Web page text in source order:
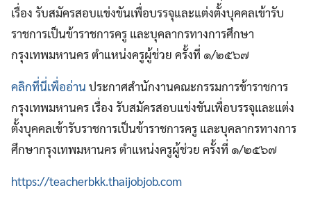
เรื่อง รับสมัครสอบแข่งขันเพื่อบรรจุและแต่งตั้งบุคคลเข้ารับ
ราชการเป็นข้าราชการครู และบุคลากรทางการศึกษา
กรุงเทพมหานคร ตำแหน่งครูผู้ช่วย ครั้งที่ ๑/๒๕๖๗
คลิกที่นี่เพื่ออ่าน ประกาศสำนักงานคณะกรรมการข้าราชการ
กรุงเทพมหานคร เรื่อง รับสมัครสอบแข่งขันเพื่อบรรจุและแต่ง
ตั้งบุคคลเข้ารับราชการเป็นข้าราชการครู และบุคลากรทางการ
ศึกษากรุงเทพมหานคร ตำแหน่งครูผู้ช่วย ครั้งที่ ๑/๒๕๖๗
https://teacherbkk.thaijobjob.com